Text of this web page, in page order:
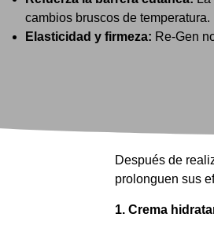
cambios bruscos de temperatura.
Elasticidad y firmeza: Re-Gen
Después de
prolonguen sus
1. Crema